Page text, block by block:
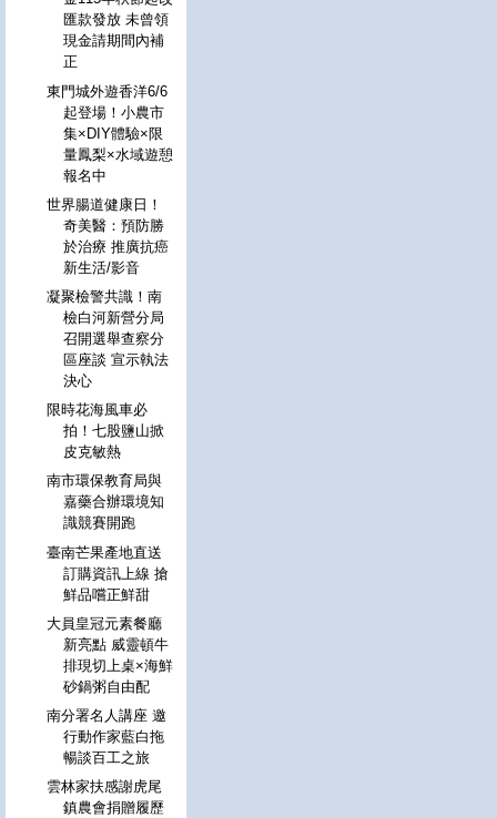
匯款發放 未曾領
現金請期間內補
正
東門城外遊香洋6/6
起登場！小農市
集×DIY體驗×限
量鳳梨×水域遊憩
報名中
世界腸道健康日！
奇美醫：預防勝
於治療 推廣抗癌
新生活/影音
凝聚檢警共識！南
檢白河新營分局
召開選舉查察分
區座談 宣示執法
決心
限時花海風車必
拍！七股鹽山掀
皮克敏熱
南市環保教育局與
嘉藥合辦環境知
識競賽開跑
臺南芒果產地直送
訂購資訊上線 搶
鮮品嚐正鮮甜
大員皇冠元素餐廳
新亮點 威靈頓牛
排現切上桌×海鮮
砂鍋粥自由配
南分署名人講座 邀
行動作家藍白拖
暢談百工之旅
雲林家扶感謝虎尾
鎮農會捐贈履歷